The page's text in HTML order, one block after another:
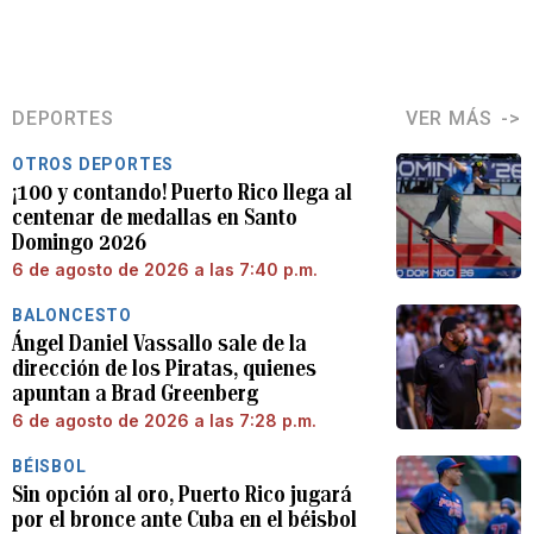
DEPORTES VER MÁS
OTROS DEPORTES
¡100 y contando! Puerto Rico llega al
centenar de medallas en Santo
Domingo 2026
6 de agosto de 2026 a las 7:40 p.m.
BALONCESTO
Ángel Daniel Vassallo sale de la
dirección de los Piratas, quienes
apuntan a Brad Greenberg
6 de agosto de 2026 a las 7:28 p.m.
BÉISBOL
Sin opción al oro, Puerto Rico jugará
por el bronce ante Cuba en el béisbol